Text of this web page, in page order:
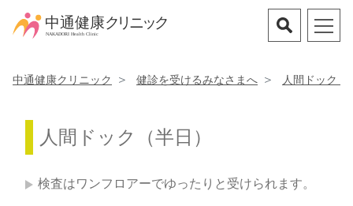
中通健康クリニック 健診を受けるみなさまへ 人間ドック（
人間ドック（半日）
検査はワンフロアーでゆったりと受けられます。